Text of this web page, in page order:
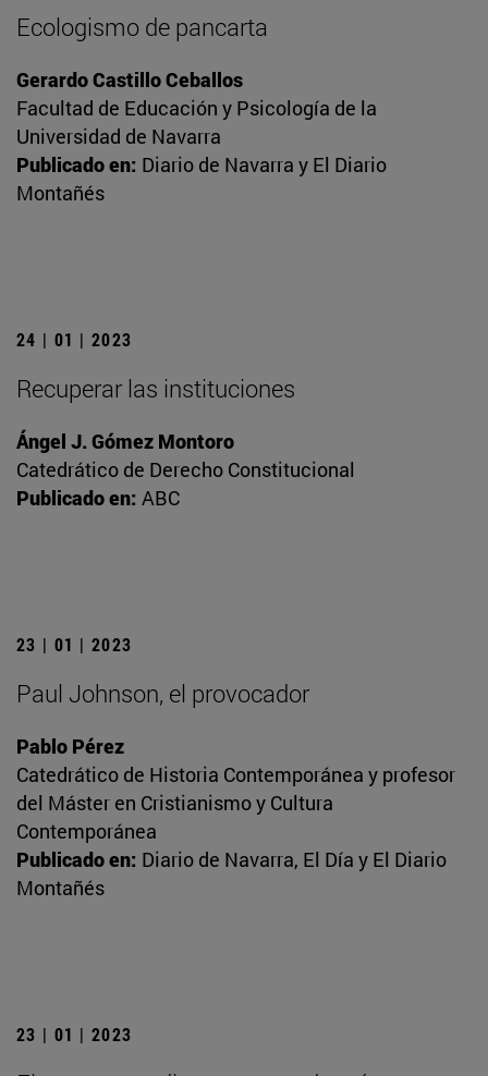
Ecologismo de pancarta
Gerardo Castillo Ceballos
Facultad de Educación y Psicología de la
Universidad de Navarra
Publicado en: Diario de Navarra y El Diario
Montañés
24 | 01 | 2023
Recuperar las instituciones
Ángel J. Gómez Montoro
Catedrático de Derecho Constitucional
Publicado en: ABC
23 | 01 | 2023
Paul Johnson, el provocador
Pablo Pérez
Catedrático de Historia Contemporánea y profesor
del Máster en Cristianismo y Cultura
Contemporánea
Publicado en: Diario de Navarra, El Día y El Diario
Montañés
23 | 01 | 2023